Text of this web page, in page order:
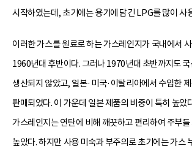
시작하였는데, 초기에는 용기에 담긴 LPG를 많이 사
이러한 가스를 원료로 하는 가스레인지가 국내에서
1960년대 후반이다. 그러나 1970년대 초반까지도
생산되지 않았고, 일본·미국·이탈리아에서 수입한
판매되었다. 이 가운데 일본 제품의 비중이 특히 높았
가스레인지는 연탄에 비해 깨끗하고 편리하여 주부
높았다. 하지만 사용 미숙과 부주의로 초기에는 가스